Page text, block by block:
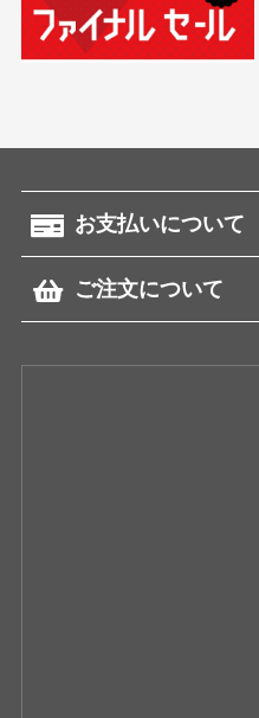
お支払いについて
ご注文について